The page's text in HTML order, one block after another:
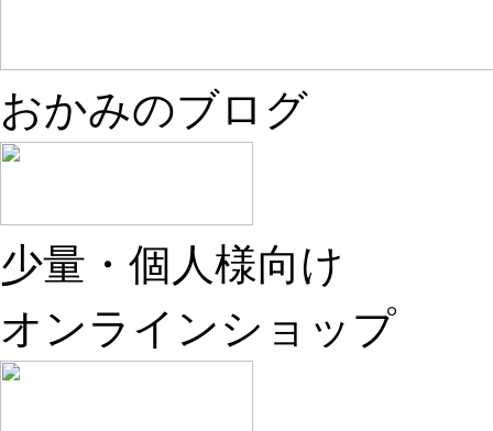
おかみのブログ
少量・個人様向け
オンラインショップ